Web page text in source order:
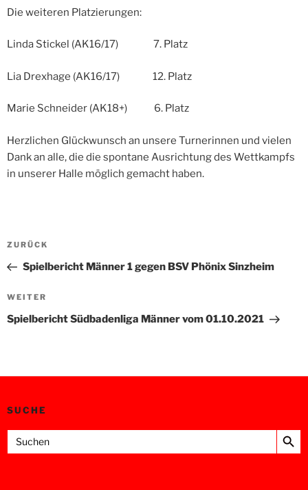
Die weiteren Platzierungen:
Linda Stickel (AK16/17) 7. Platz
Lia Drexhage (AK16/17) 12. Platz
Marie Schneider (AK18+) 6. Platz
Herzlichen Glückwunsch an unsere Turnerinnen und vielen
Dank an alle, die die spontane Ausrichtung des Wettkampfs
in unserer Halle möglich gemacht haben.
Beitragsnavigation
Vorheriger
Beitrag
ZURÜCK
Spielbericht Männer 1 gegen BSV Phönix Sinzheim
Nächster
Beitrag
WEITER
Spielbericht Südbadenliga Männer vom 01.10.2021
SUCHE
Search
for:
Search Button